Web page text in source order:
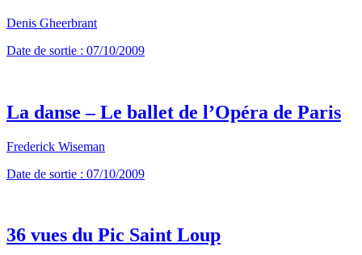
Denis Gheerbrant
Date de sortie : 07/10/2009
La danse – Le ballet de l’Opéra de Paris
Frederick Wiseman
Date de sortie : 07/10/2009
36 vues du Pic Saint Loup